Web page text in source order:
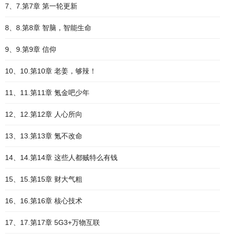
7、7.第7章 第一轮更新
8、8.第8章 智脑，智能生命
9、9.第9章 信仰
10、10.第10章 老姜，够辣！
11、11.第11章 氪金吧少年
12、12.第12章 人心所向
13、13.第13章 氪不改命
14、14.第14章 这些人都贼特么有钱
15、15.第15章 财大气粗
16、16.第16章 核心技术
17、17.第17章 5G3+万物互联